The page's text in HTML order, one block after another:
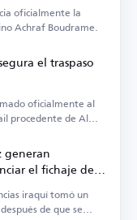
oficialmente la
Achraf Boudrame.
el traspaso
oficialmente al
procedente de Al
generan
el fichaje del
iraquí tomó un
de que se